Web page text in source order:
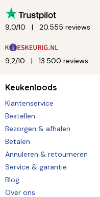
9,0/10 20.555 reviews
9,2/10 13.500 reviews
Keukenloods
Klantenservice
Bestellen
Bezorgen & afhalen
Betalen
Annuleren & retourneren
Service & garantie
Blog
Over ons